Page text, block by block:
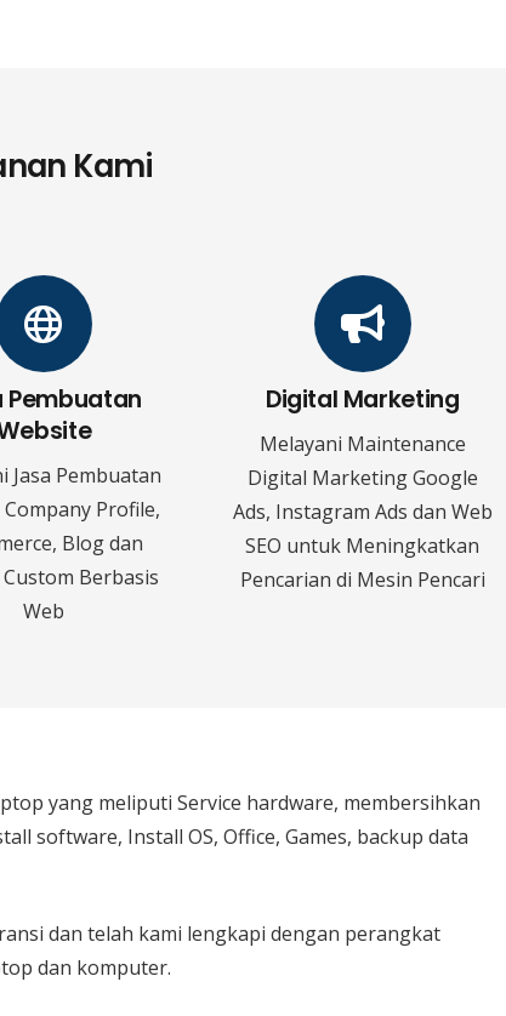
Kami
Pembuatan
Jasa Pembuatan
Profile,
Blog dan
Berbasis
Web
Digital Marketing
Melayani Maintenance
Digital Marketing Google
Ads, Instagram Ads dan Web
SEO untuk Meningkatkan
Pencarian di Mesin Pencari
yang meliputi Service hardware, membersihkan
software, Install OS, Office, Games, backup data
dan telah kami lengkapi dengan perangkat
dan komputer.